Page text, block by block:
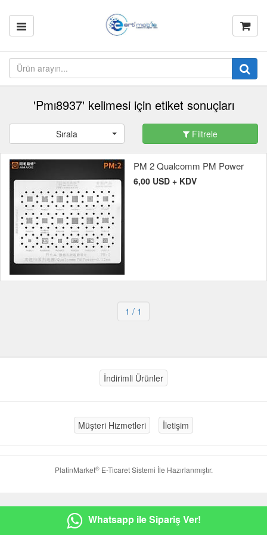
'Pmı8937' kelimesi için etiket sonuçları
Sırala Filtrele
PM 2 Qualcomm PM Power
6,00 USD + KDV
1 / 1
İndirimli Ürünler
Müşteri Hizmetleri İletişim
PlatinMarket®E-Ticaret Sistemi İle Hazırlanmıştır.
Whatsapp ile Sipariş Ver!